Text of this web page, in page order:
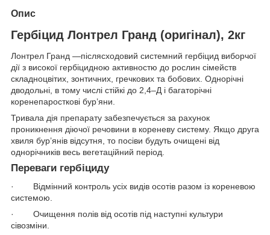
Опис
Гербіцид Лонтрел Гранд (оригінал), 2кг
Лонтрел Гранд —післясходовий системний гербіцид виборчої
дії з високої гербіцидною активностю до рослин сімейств
складноцвітих, зонтичних, гречкових та бобових. Однорічні
дводольні, в тому числі стійкі до 2,4–Д і багаторічні
коренепаросткові бур’яни.
Тривала дія препарату забезпечується за рахунок
проникнення діючої речовини в кореневу систему. Якщо друга
хвиля бур’янів відсутня, то посіви будуть очищені від
однорічників весь вегетаційний період.
Переваги гербіциду
· Відмінний контроль усіх видів осотів разом із кореневою
системою.
· Очищення полів від осотів під наступні культури
сівозміни.